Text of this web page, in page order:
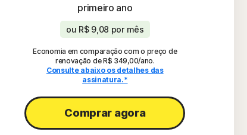
primeiro ano
ou R$ 9,08 por mês
Economia em comparação com o preço de
renovação de R$ 349,00/ano.
Consulte abaixo os detalhes das
assinatura.*
Comprar agora